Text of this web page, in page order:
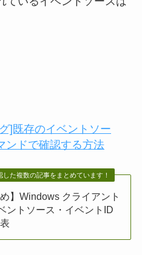
]既存のイベントソー
ンドで確認する方法
た複数の記事をまとめています！
め】Windows クライアント
ントソース・イベントID